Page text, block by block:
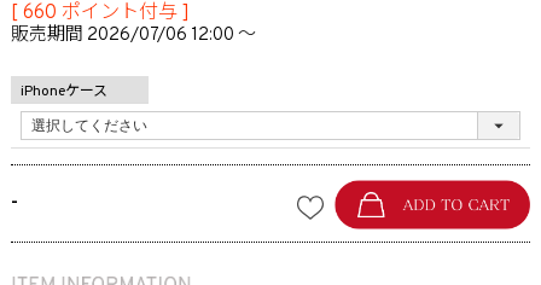
[ 660 ポイント付与 ]
販売期間 2026/07/06 12:00 〜
iPhoneケース
-